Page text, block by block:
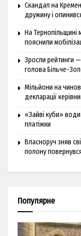
Скандал на
дружину і
На Тернопільщині
пояснили
Зросли рейтинги
голова Більче-
Мільйони на
декларації
«Зайві куби»
платіжки
Власноруч зняв
полону
Популярне